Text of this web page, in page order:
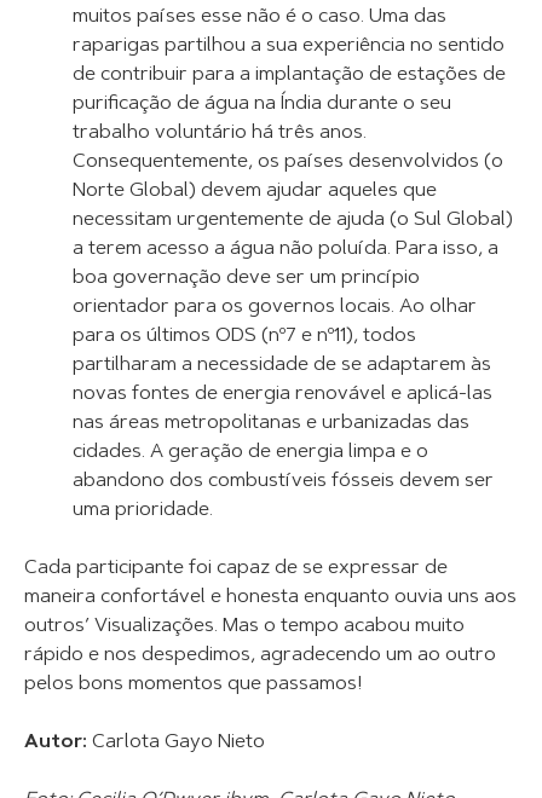
muitos países esse não é o caso. Uma das
raparigas partilhou a sua experiência no sentido
de contribuir para a implantação de estações de
purificação de água na Índia durante o seu
trabalho voluntário há três anos.
Consequentemente, os países desenvolvidos (o
Norte Global) devem ajudar aqueles que
necessitam urgentemente de ajuda (o Sul Global)
a terem acesso a água não poluída. Para isso, a
boa governação deve ser um princípio
orientador para os governos locais. Ao olhar
para os últimos ODS (nº7 e nº11), todos
partilharam a necessidade de se adaptarem às
novas fontes de energia renovável e aplicá-las
nas áreas metropolitanas e urbanizadas das
cidades. A geração de energia limpa e o
abandono dos combustíveis fósseis devem ser
uma prioridade.
Cada participante foi capaz de se expressar de
maneira confortável e honesta enquanto ouvia uns aos
outros’ Visualizações. Mas o tempo acabou muito
rápido e nos despedimos, agradecendo um ao outro
pelos bons momentos que passamos!
Autor: Carlota Gayo Nieto